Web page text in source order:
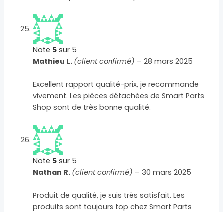
Note 5 sur 5
Mathieu L. (client confirmé) – 28 mars 2025
Excellent rapport qualité-prix, je recommande
vivement. Les pièces détachées de Smart Parts
Shop sont de très bonne qualité.
Note 5 sur 5
Nathan R. (client confirmé) – 30 mars 2025
Produit de qualité, je suis très satisfait. Les
produits sont toujours top chez Smart Parts